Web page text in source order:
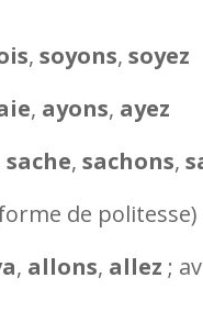
,soyons,soyez
, ayons, ayez
sache,sachons,
de
, allons, allez ;